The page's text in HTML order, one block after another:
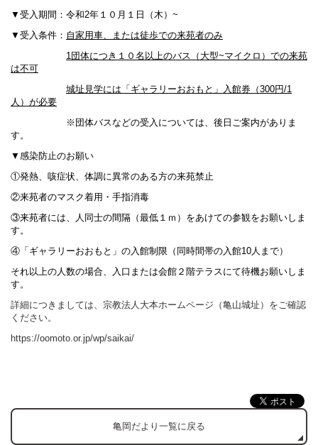
▼受入期間：令和2年１０月１日（木）~
▼受入条件： 自家用車、または徒歩での来苑者のみ
1団体につき１０名以上のバス（大型~マイクロ）での来苑
は不可
城址見学には「ギャラリーおおもと」入館券（300円/1
人）が必要
※団体バスなどの受入については、後日ご案内がありま
す。
▼感染防止のお願い
①発熱、咳症状、体調に異常のある方の来苑禁止
②来苑者のマスク着用・手指消毒
③来苑者には、人同士の間隔（最低１ｍ）をあけての参観をお願いしま
す。
④「ギャラリーおおもと」の入館制限（同時間帯の入館10人まで）
それ以上の人数の場合、入口または会館２階テラスにて待機お願いしま
す。
詳細につきましては、宗教法人大本ホームページ（亀山城址）をご確認
ください。
https://oomoto.or.jp/wp/saikai/
亀岡だより一覧に戻る